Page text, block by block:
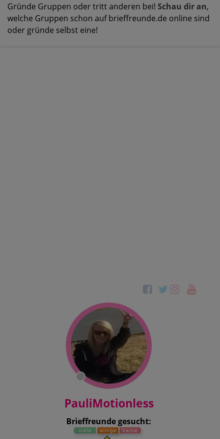
Gründe Gruppen oder tritt anderen bei! Schau dir an,
welche Gruppen schon auf brieffreunde.de online sind
oder gründe selbst eine!
PauliMotionless
Brieffreunde gesucht: